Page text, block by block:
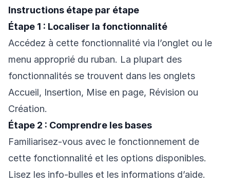
Instructions étape par étape
Étape 1 : Localiser la fonctionnalité
Accédez à cette fonctionnalité via l’onglet ou le
menu approprié du ruban. La plupart des
fonctionnalités se trouvent dans les onglets
Accueil, Insertion, Mise en page, Révision ou
Création.
Étape 2 : Comprendre les bases
Familiarisez-vous avec le fonctionnement de
cette fonctionnalité et les options disponibles.
Lisez les info-bulles et les informations d’aide.